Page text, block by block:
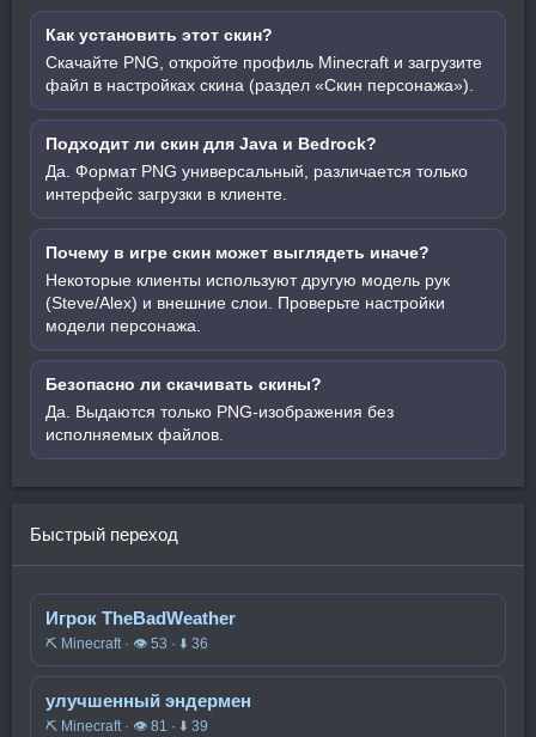
Как установить этот скин?
Скачайте PNG, откройте профиль Minecraft и загрузите
файл в настройках скина (раздел «Скин персонажа»).
Подходит ли скин для Java и Bedrock?
Да. Формат PNG универсальный, различается только
интерфейс загрузки в клиенте.
Почему в игре скин может выглядеть иначе?
Некоторые клиенты используют другую модель рук
(Steve/Alex) и внешние слои. Проверьте настройки
модели персонажа.
Безопасно ли скачивать скины?
Да. Выдаются только PNG-изображения без
исполняемых файлов.
Быстрый переход
Игрок TheBadWeather
⛏️ Minecraft · 👁 53 · ⬇ 36
улучшенный эндермен
⛏️ Minecraft · 👁 81 · ⬇ 39